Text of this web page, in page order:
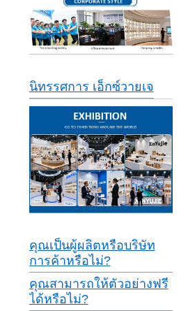
นิทรรศการ เอ็กซ์วายเจ
คุณเป็นผู้ผลิตหรือบริษัท
การค้าหรือไม่?
คุณสามารถให้ตัวอย่างฟรี
ได้หรือไม่?